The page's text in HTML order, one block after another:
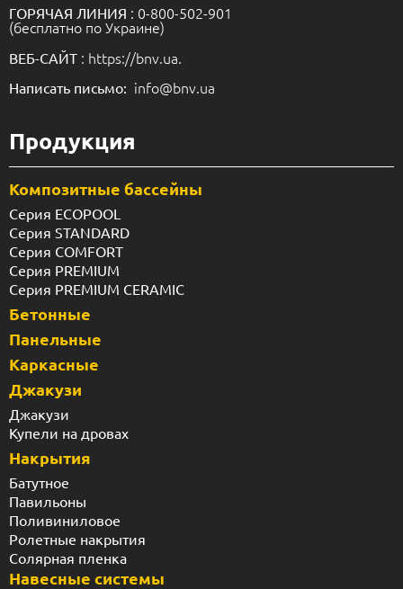
ГОРЯЧАЯ ЛИНИЯ : 0-800-502-901
(бесплатно по Украине)
ВЕБ-САЙТ : https://bnv.ua.
Написать письмо: info@bnv.ua
Продукция
Композитные бассейны
Серия ECOPOOL
Серия STANDARD
Серия COMFORT
Серия PREMIUM
Серия PREMIUM CERAMIC
Бетонные
Панельные
Каркасные
Джакузи
Джакузи
Купели на дровах
Накрытия
Батутное
Павильоны
Поливиниловое
Ролетные накрытия
Солярная пленка
Навесные системы